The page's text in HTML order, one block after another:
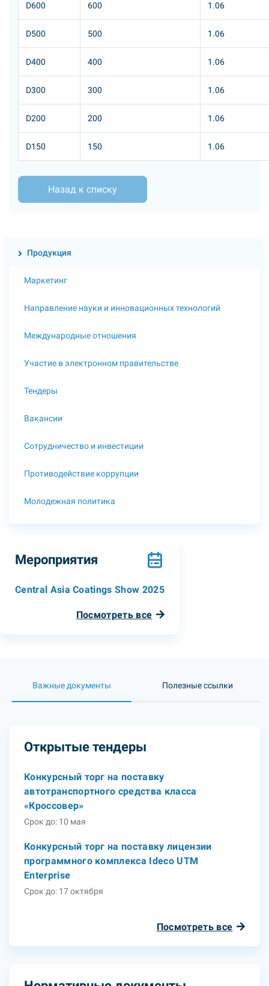
D600 600 1.06
D500 500 1.06
D400 400 1.06
D300 300 1.06
D200 200 1.06
D150 150 1.06
Назад к списку
Продукция
Маркетинг
Направление науки и инновационных технологий
Международные отношения
Участие в электронном правительстве
Тендеры
Вакансии
Сотрудничество и инвестиции
Противодействие коррупции
Молодежная политика
Мероприятия
Central Asia Coatings Show 2025
Посмотреть все
Важные документы Полезные ссылки
Открытые тендеры
Конкурсный торг на поставку
автотранспортного средства класса
«Кроссовер»
Срок до: 10 мая
Конкурсный торг на поставку лицензии
программного комплекса Ideco UTM
Enterprise
Срок до: 17 октября
Посмотреть все